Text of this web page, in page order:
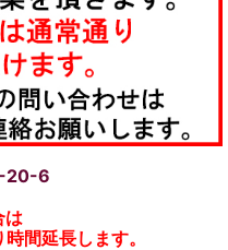
20-6
は
間延長します。